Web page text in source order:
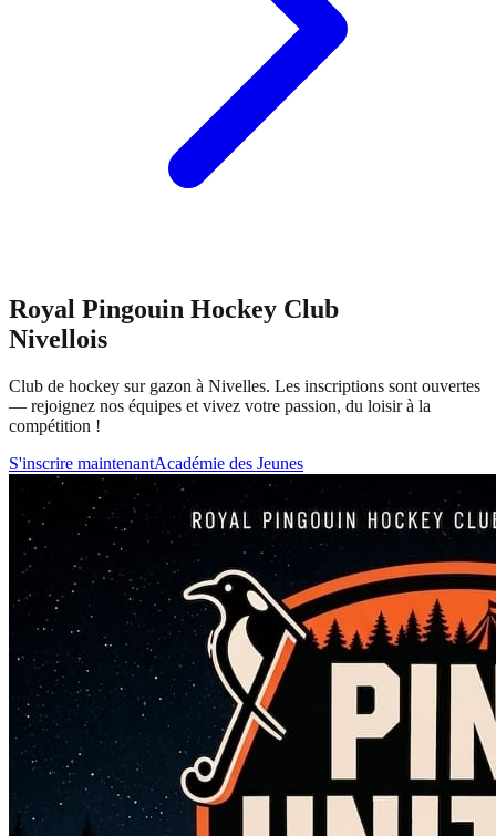
Royal Pingouin Hockey Club
Nivellois
Club de hockey sur gazon à Nivelles. Les inscriptions sont ouvertes
— rejoignez nos équipes et vivez votre passion, du loisir à la
compétition !
S'inscrire maintenantAcadémie des Jeunes